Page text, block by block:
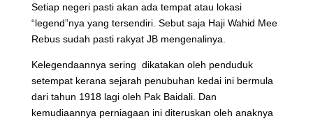
Setiap negeri pasti akan ada tempat atau lokasi
“legend”nya yang tersendiri. Sebut saja Haji Wahid Mee
Rebus sudah pasti rakyat JB mengenalinya.
Kelegendaannya sering dikatakan oleh penduduk
setempat kerana sejarah penubuhan kedai ini bermula
dari tahun 1918 lagi oleh Pak Baidali. Dan
kemudiaannya perniagaan ini diteruskan oleh anaknya